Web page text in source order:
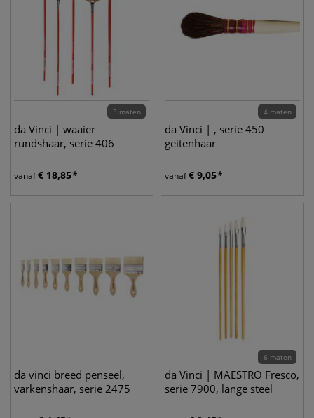
3 maten
da Vinci | waaier
rundshaar, serie 406
vanaf€ 18,85
4 maten
da Vinci | , serie 450
geitenhaar
vanaf€ 9,05
da vinci breed penseel,
varkenshaar, serie 2475
6 maten
da Vinci | MAESTRO Fresco,
serie 7900, lange steel